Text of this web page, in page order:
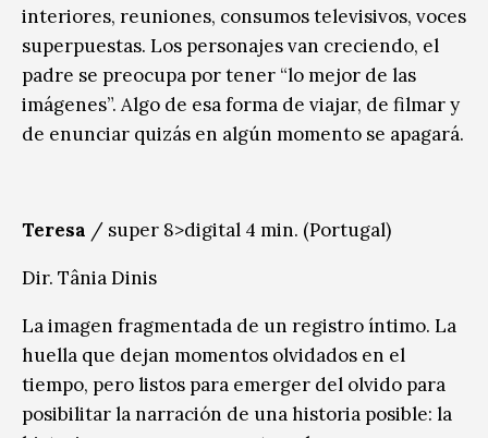
interiores, reuniones, consumos televisivos, voces
superpuestas. Los personajes van creciendo, el
padre se preocupa por tener “lo mejor de las
imágenes”. Algo de esa forma de viajar, de filmar y
de enunciar quizás en algún momento se apagará.
Teresa / super 8>digital 4 min. (Portugal)
Dir. Tânia Dinis
La imagen fragmentada de un registro íntimo. La
huella que dejan momentos olvidados en el
tiempo, pero listos para emerger del olvido para
posibilitar la narración de una historia posible: la